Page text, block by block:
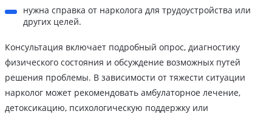
нужна справка от нарколога для трудоустройства или
других целей.
Консультация включает подробный опрос, диагностику
физического состояния и обсуждение возможных путей
решения проблемы. В зависимости от тяжести ситуации
нарколог может рекомендовать амбулаторное лечение,
детоксикацию, психологическую поддержку или